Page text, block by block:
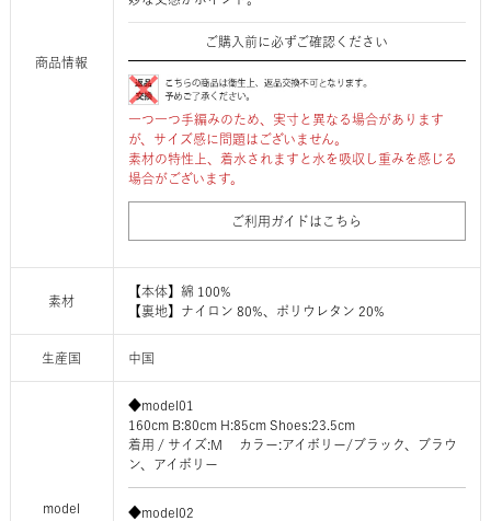
商品情報
ご購入前に必ずご確認ください
一つ一つ手編みのため、実寸と異なる場合があります
が、サイズ感に問題はございません。
素材の特性上、着水されますと水を吸収し重みを感じる
場合がございます。
ご利用ガイドはこちら
素材
【本体】綿 100%
【裏地】ナイロン 80%、ポリウレタン 20%
生産国 中国
model
◆model01
160cm B:80cm H:85cm Shoes:23.5cm
着用 / サイズ:M カラー:アイボリー/ブラック、ブラウ
ン、アイボリー
◆model02